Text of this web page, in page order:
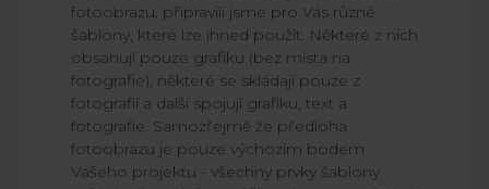
fotoobrazu, připravili jsme pro Vás různé
šablony, které lze ihned použít. Některé z nich
obsahují pouze grafiku (bez místa na
fotografie), některé se skládají pouze z
fotografií a další spojují grafiku, text a
fotografie. Samozřejmě že předloha
fotoobrazu je pouze výchozím bodem
Vašeho projektu - všechny prvky šablony